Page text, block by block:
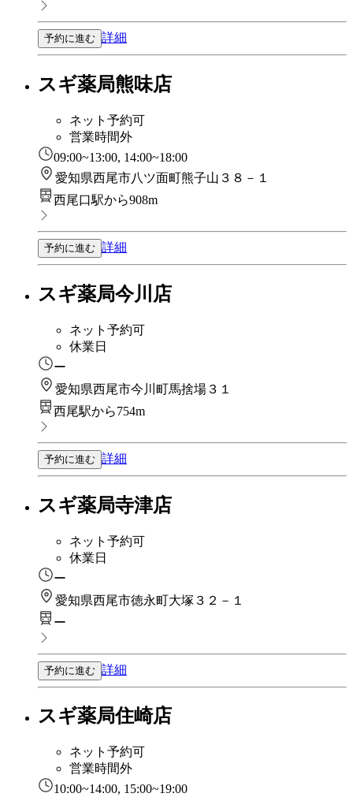
予約に進む 詳細
スギ薬局熊味店
ネット予約可
営業時間外
09:00~13:00, 14:00~18:00
愛知県西尾市八ツ面町熊子山３８－１
西尾口駅から908m
予約に進む 詳細
スギ薬局今川店
ネット予約可
休業日
ー
愛知県西尾市今川町馬捨場３１
西尾駅から754m
予約に進む 詳細
スギ薬局寺津店
ネット予約可
休業日
ー
愛知県西尾市徳永町大塚３２－１
ー
予約に進む 詳細
スギ薬局住崎店
ネット予約可
営業時間外
10:00~14:00, 15:00~19:00